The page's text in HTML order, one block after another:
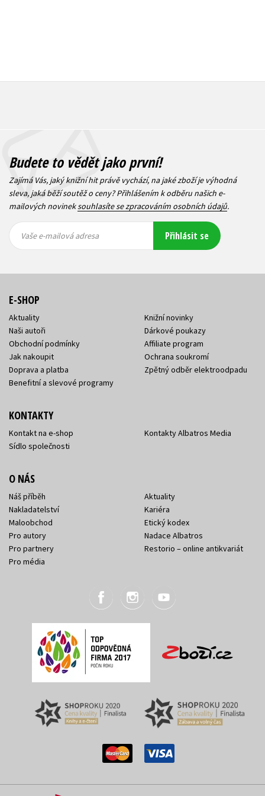
Budete to vědět jako první!
Zajímá Vás, jaký knižní hit právě vychází, na jaké zboží je výhodná
sleva, jaká běží soutěž o ceny? Přihlášením k odběru našich e-
mailových novineksouhlasíte se zpracováním osobních údajů.
mailová
mailová
Vaše e-mailová adresa Přihlásit se
E-SHOP
Aktuality
Naši autoři
Obchodní podmínky
Jak nakoupit
Doprava a platba
Benefitní a slevové programy
Knižní novinky
Dárkové poukazy
Affiliate program
Ochrana soukromí
Zpětný odběr elektroodpadu
KONTAKTY
Kontakt na e-shop
Sídlo společnosti
Kontakty Albatros Media
O NÁS
Náš příběh
Nakladatelství
Maloobchod
Pro autory
Pro partnery
Pro média
Aktuality
Kariéra
Etický kodex
Nadace Albatros
Restorio – online antikvariát